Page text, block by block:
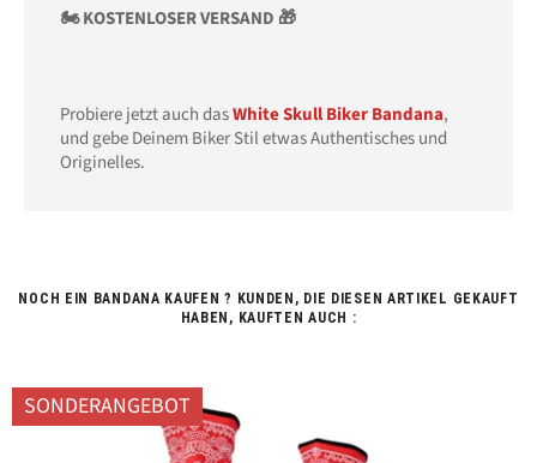
🏍 KOSTENLOSER VERSAND 🎁
Probiere jetzt auch dasWhite Skull Biker Bandana,
und gebe Deinem Biker Stil etwas Authentisches und
Originelles.
NOCH EIN BANDANA KAUFEN ? KUNDEN, DIE DIESEN ARTIKEL GEKAUFT
HABEN, KAUFTEN AUCH :
SONDERANGEBOT